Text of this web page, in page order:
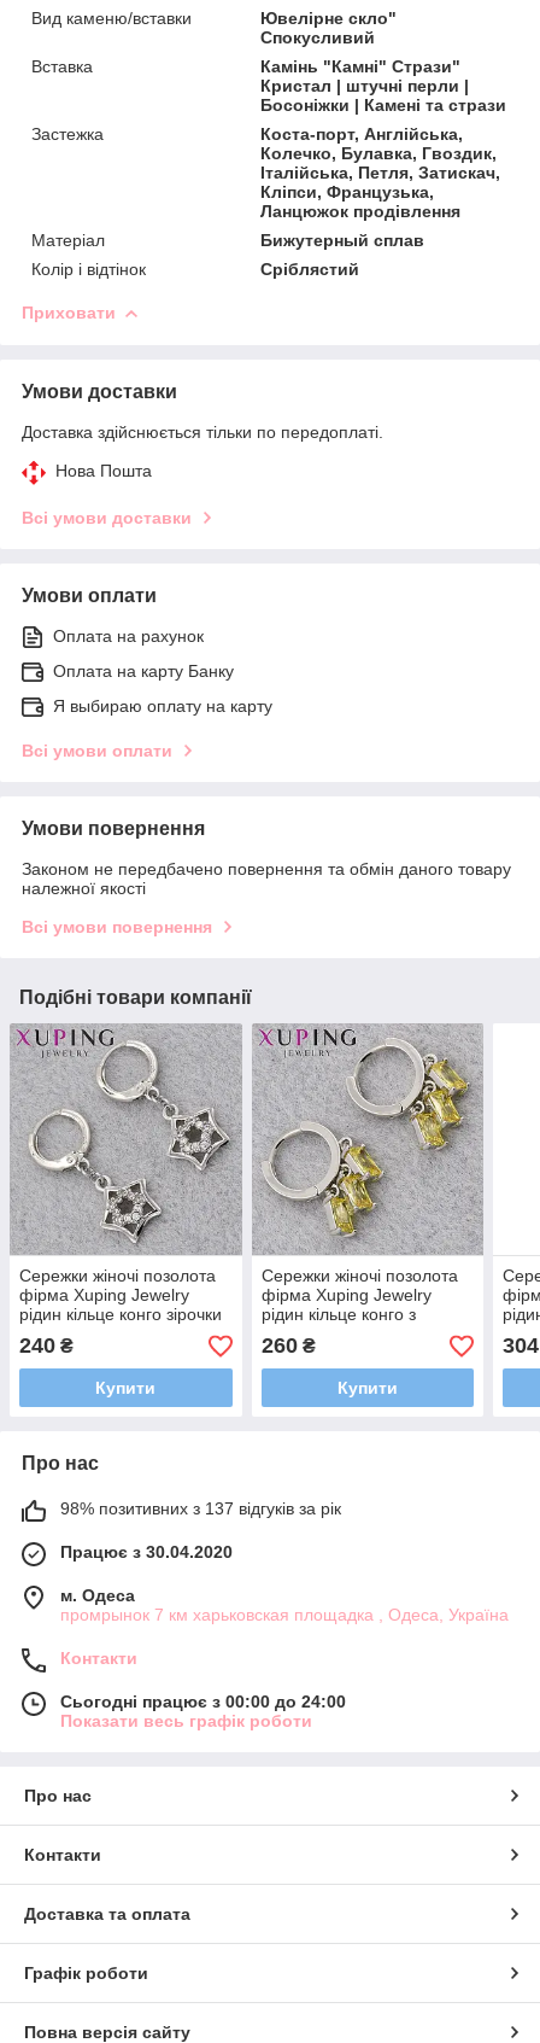
Вид каменю/вставки
Ювелірне скло"
Спокусливий
Вставка
Камінь "Камні" Стрази"
Кристал | штучні перли |
Босоніжки | Камені та стрази
Застежка
Коста-порт, Англійська,
Колечко, Булавка, Гвоздик,
Італійська, Петля, Затискач,
Кліпси, Французька,
Ланцюжок продівлення
Матеріал
Бижутерный сплав
Колір і відтінок
Сріблястий
Приховати
Умови доставки
Доставка здійснюється тільки по передоплаті.
Нова Пошта
Всі умови доставки
Умови оплати
Оплата на рахунок
Оплата на карту Банку
Я выбираю оплату на карту
Всі умови оплати
Умови повернення
Законом не передбачено повернення та обмін даного товару
належної якості
Всі умови повернення
Подібні товари компанії
Сережки жіночі позолота
фірма Xuping Jewelry
рідин кільце конго зірочки
з білими стразами розмір
27х10 мм
240 ₴
Купити
Сережки жіночі позолота
фірма Xuping Jewelry
рідин кільце конго з
жовтими кристалами
діаметр кільця 10 мм
260₴
Купити
304
Про нас
98% позитивних з 137 відгуків за рік
Працює з 30.04.2020
м. Одеса
промрынок 7 км харьковская площадка , Одеса, Україна
Контакти
Сьогодні працює з 00:00 до 24:00
Показати весь графік роботи
Про нас
Контакти
Доставка та оплата
Графік роботи
Повна версія сайту